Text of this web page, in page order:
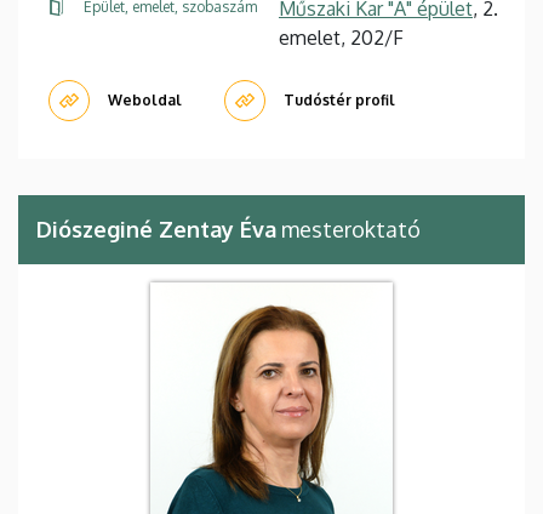
Épület, emelet, szobaszám Műszaki Kar "A" épület, 2.
emelet, 202/F
Weboldal Tudóstér profil
Diószeginé Zentay Éva mesteroktató